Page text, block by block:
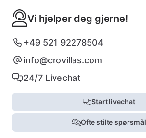
Vi hjelper deg gjerne!
+49 521 92278504
info@crovillas.com
24/7 Livechat
Start livechat
Ofte stilte spørsmål